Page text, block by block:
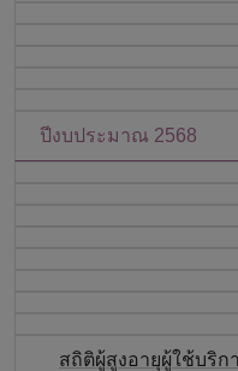
ปีงบประมาณ 2568
สถิติผู้สูงอายุผู้ใช้บริ